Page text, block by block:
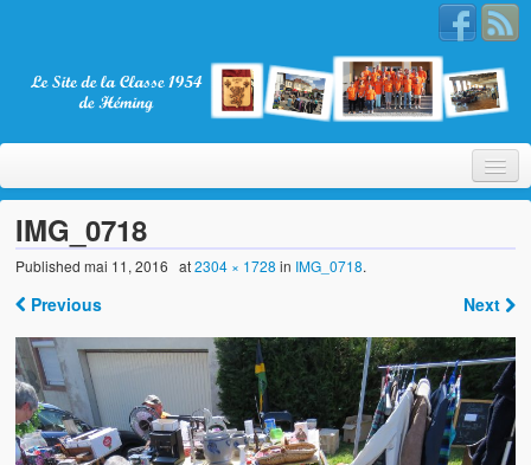
Bienvenue
La Classe 1954
Présentation
Les membres
IMG_0718
Publishedmai 11, 2016 at2304 × 1728 in IMG_0718.
Previous Next